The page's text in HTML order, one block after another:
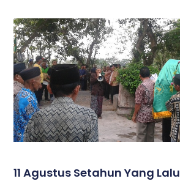
11 Agustus Setahun Yang Lalu